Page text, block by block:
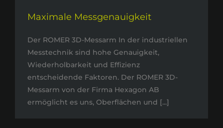
Maximale Messgenauigkeit
Der ROMER 3D-Messarm In der industriellen
Messtechnik sind hohe Genauigkeit,
Wiederholbarkeit und Effizienz
entscheidende Faktoren. Der ROMER 3D-
Messarm von der Firma Hexagon AB
ermöglicht es uns, Oberflächen und [...]